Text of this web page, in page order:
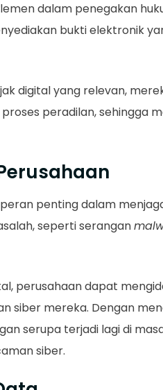
dalam penegakan
bukti elektronik
digital yang relevan,
peradilan, sehingga
penting dalam
seperti serangan
perusahaan dapat
siber mereka. Dengan
serupa terjadi lagi di
siber.